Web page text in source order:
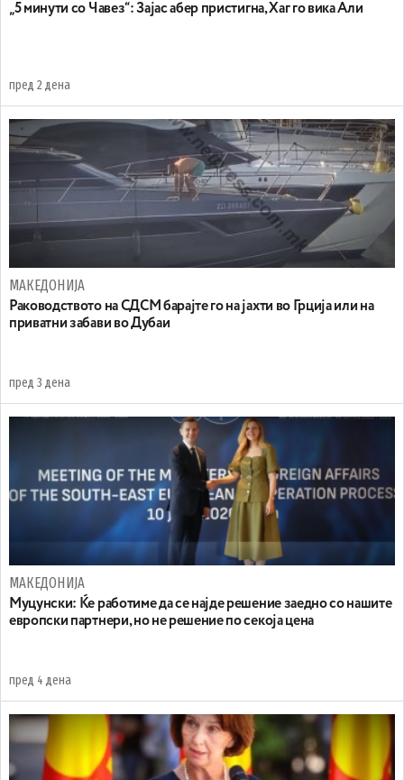
„5 минути со Чавез“: Зајас абер пристигна, Хаг го вика Али
пред 2 дена
МАКЕДОНИЈА
Раководството на СДСМ барајте го на јахти во Грција или на
приватни забави во Дубаи
пред 3 дена
МАКЕДОНИЈА
Муцунски: Ќе работиме да се најде решение заедно со нашите
европски партнери, но не решение по секоја цена
пред 4 дена